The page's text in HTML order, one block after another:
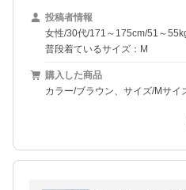
投稿者情報
女性/30代/171～175cm/51～
普段着ているサイズ：M
購入した商品
カラー/ブラウン、サイズ/Mサイ